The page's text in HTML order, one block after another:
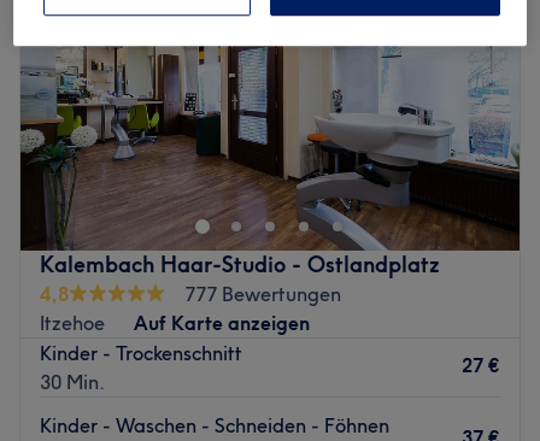
Kalembach Haar-Studio - Ostlandplatz
4,8
777 Bewertungen
Itzehoe
Auf Karte anzeigen
Kinder - Trockenschnitt
30 Min.
27 €
Kinder - Waschen - Schneiden - Föhnen